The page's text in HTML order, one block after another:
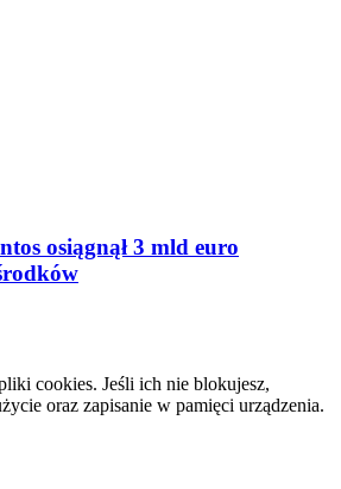
osiągnął 3 mld euro
cookies. Jeśli ich nie blokujesz,
oraz zapisanie w pamięci urządzenia.